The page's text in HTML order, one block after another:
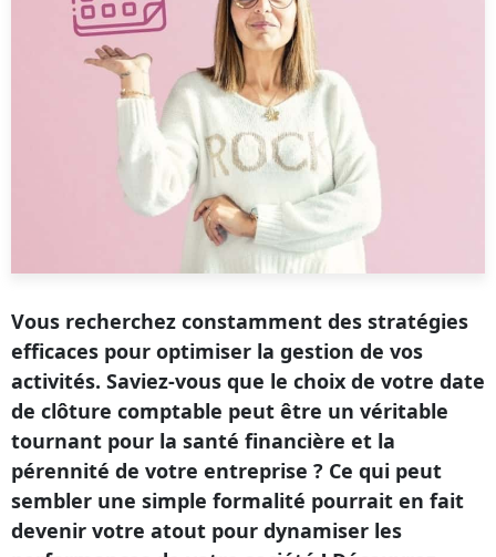
Vous recherchez constamment des stratégies
efficaces pour optimiser la gestion de vos
activités. Saviez-vous que le choix de votre date
de clôture comptable peut être un véritable
tournant pour la santé financière et la
pérennité de votre entreprise ? Ce qui peut
sembler une simple formalité pourrait en fait
devenir votre atout pour dynamiser les